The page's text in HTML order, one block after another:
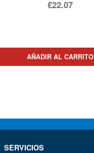
El
era:
€24.58.
€22.07
actual
es:
AÑADIR AL CARRITO
SERVICIOS